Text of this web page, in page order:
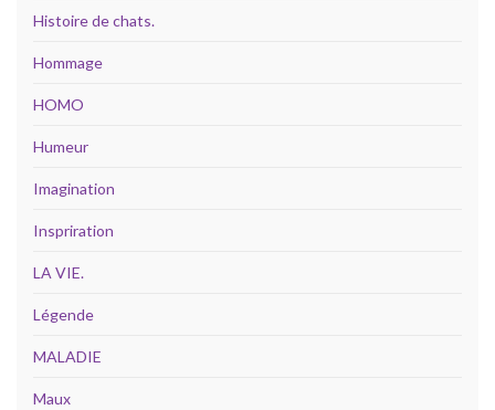
Histoire de chats.
Hommage
HOMO
Humeur
Imagination
Inspriration
LA VIE.
Légende
MALADIE
Maux